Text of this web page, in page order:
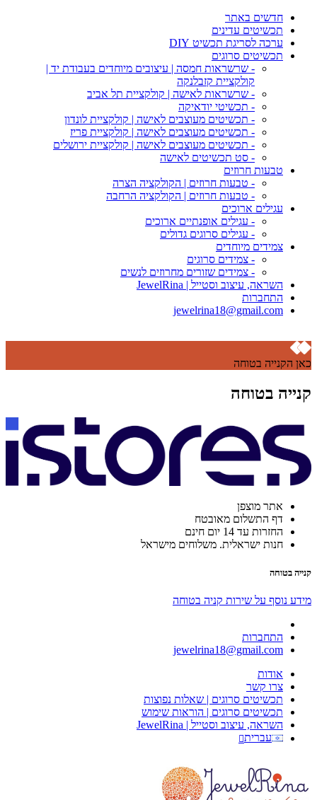
חדשים באתר
תכשיטים עדינים
ערכה לסריגת תכשיט DIY
תכשיטים סרוגים
- שרשראות חמסה | עיצובים מיוחדים בעבודת יד |
קולקציית קזבלנקה
- שרשראות לאישה | קולקציית תל אביב
- תכשיטי יודאיקה
- תכשיטים מעוצבים לאישה | קולקציית לונדון
- תכשיטים מעוצבים לאישה | קולקציית פריז
- תכשיטים מעוצבים לאישה | קולקציית ירושלים
- סט תכשיטים לאישה
טבעות חרוזים
- טבעות חרוזים | הקולקציה הצרה
- טבעות חרוזים | הקולקציה הרחבה
עגילים ארוכים
- עגילים אופנתיים ארוכים
- עגילים סרוגים גדולים
צמידים מיוחדים
- צמידים סרוגים
- צמידים שזורים מחרוזים לנשים
השראה, עיצוב וסטייל | JewelRina
התחברות
jewelrina18@gmail.com
כאן הקנייה בטוחה
קנייה בטוחה
אתר מוצפן
דף התשלום מאובטח
החזרות עד 14 יום חינם
חנות ישראלית. משלוחים מישראל
קנייה בטוחה
מידע נוסף על שירות קניה בטוחה
התחברות
jewelrina18@gmail.com
אודות
צרו קשר
תכשיטים סרוגים | שאלות נפוצות
תכשיטים סרוגים | הוראות שימוש
השראה, עיצוב וסטייל | JewelRina
עברית